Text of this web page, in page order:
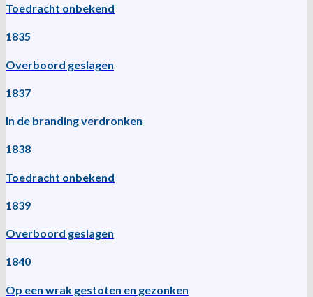
Toedracht onbekend
1835
Overboord geslagen
1837
In de branding verdronken
1838
Toedracht onbekend
1839
Overboord geslagen
1840
Op een wrak gestoten en gezonken